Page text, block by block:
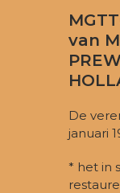
van
De
januari
* het in